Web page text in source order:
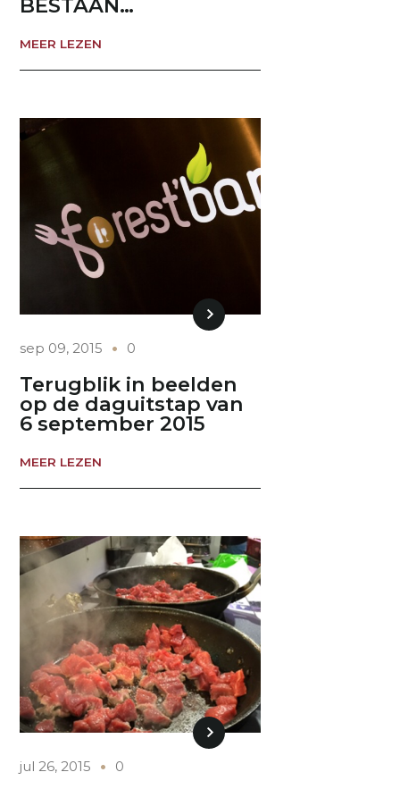
BESTAAN…
MEER LEZEN
sep 09, 2015 0
Terugblik in beelden
op de daguitstap van
6 september 2015
MEER LEZEN
jul 26, 2015 0